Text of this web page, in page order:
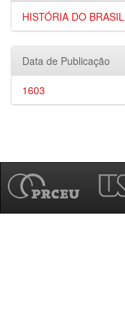
HISTÓRIA DO BRASIL
Data de Publicação
1603